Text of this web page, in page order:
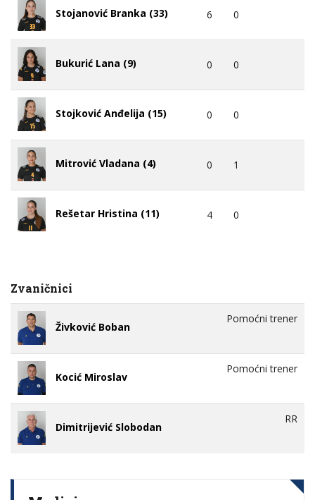
Stojanović Branka (33) 6 0
Bukurić Lana (9) 0 0
Stojković Anđelija (15) 0 0
Mitrović Vladana (4) 0 1
Rešetar Hristina (11) 4 0
Zvaničnici
Živković Boban
Pomoćni trener
Kocić Miroslav
Pomoćni trener
Dimitrijević Slobodan
RR